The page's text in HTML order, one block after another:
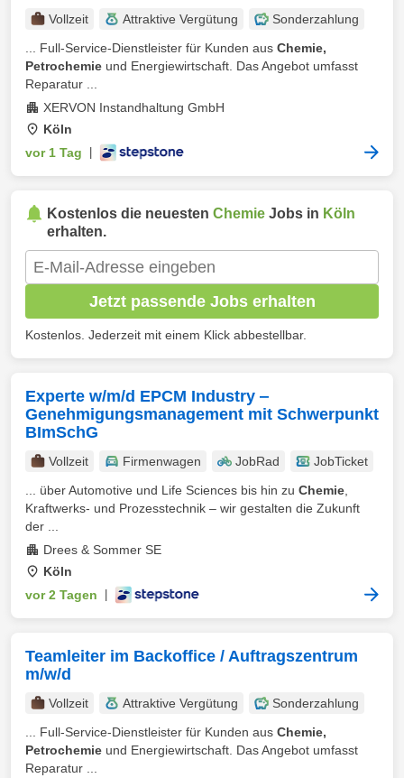
Vollzeit Attraktive Vergütung
Sonderzahlung
... Full-Service-Dienstleister für Kunden aus Chemie,
Petrochemie und Energiewirtschaft. Das Angebot umfasst
Reparatur ...
XERVON Instandhaltung GmbH
Köln
vor 1 Tag
Kostenlos die neuesten Chemie Jobs in Köln
erhalten.
Jetzt passende Jobs erhalten
Kostenlos. Jederzeit mit einem Klick abbestellbar.
Experte w/m/d EPCM Industry ‒
Genehmigungsmanagement mit Schwerpunkt
BImSchG
Vollzeit Firmenwagen JobRad
JobTicket
... über Automotive und Life Sciences bis hin zu Chemie
Kraftwerks- und Prozesstechnik – wir gestalten die Zukunft
der ...
Drees & Sommer SE
Köln
vor 2 Tagen
Teamleiter im Backoffice / Auftragszentrum
m/w/d
Vollzeit Attraktive Vergütung
Sonderzahlung
... Full-Service-Dienstleister für Kunden aus Chemie,
Petrochemie und Energiewirtschaft. Das Angebot umfasst
Reparatur ...